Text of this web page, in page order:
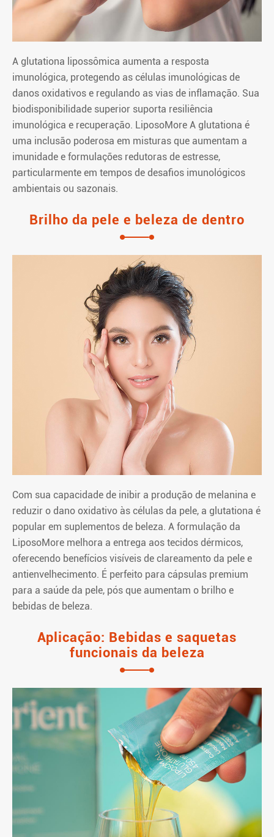
A glutationa lipossômica aumenta a resposta
imunológica, protegendo as células imunológicas de
danos oxidativos e regulando as vias de inflamação. Sua
biodisponibilidade superior suporta resiliência
imunológica e recuperação. LiposoMore A glutationa é
uma inclusão poderosa em misturas que aumentam a
imunidade e formulações redutoras de estresse,
particularmente em tempos de desafios imunológicos
ambientais ou sazonais.
Brilho da pele e beleza de dentro
Com sua capacidade de inibir a produção de melanina e
reduzir o dano oxidativo às células da pele, a glutationa é
popular em suplementos de beleza. A formulação da
LiposoMore melhora a entrega aos tecidos dérmicos,
oferecendo benefícios visíveis de clareamento da pele e
antienvelhecimento. É perfeito para cápsulas premium
para a saúde da pele, pós que aumentam o brilho e
bebidas de beleza.
Aplicação: Bebidas e saquetas
funcionais da beleza